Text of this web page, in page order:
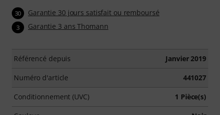
30 Garantie 30 jours satisfait ou remboursé
3 Garantie 3 ans Thomann
Référencé depuis Janvier 2019
Numéro d'article 441027
Conditionnement (UVC) 1 Pièce(s)